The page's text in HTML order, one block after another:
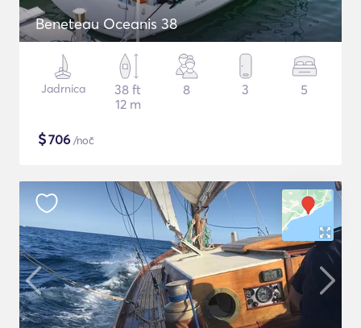
Beneteau Oceanis 38
Jadrnica
38 ft
12 m
8 3 5
$706 /noč